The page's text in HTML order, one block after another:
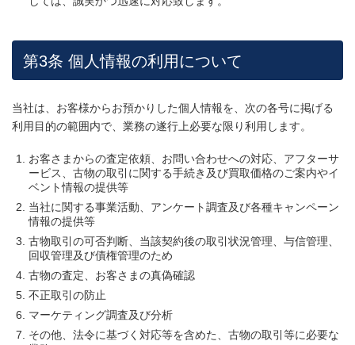
第3条 個人情報の利用について
当社は、お客様からお預かりした個人情報を、次の各号に掲げる
利用目的の範囲内で、業務の遂行上必要な限り利用します。
お客さまからの査定依頼、お問い合わせへの対応、アフターサ
ービス、古物の取引に関する手続き及び買取価格のご案内やイ
ベント情報の提供等
当社に関する事業活動、アンケート調査及び各種キャンペーン
情報の提供等
古物取引の可否判断、当該契約後の取引状況管理、与信管理、
回収管理及び債権管理のため
古物の査定、お客さまの真偽確認
不正取引の防止
マーケティング調査及び分析
その他、法令に基づく対応等を含めた、古物の取引等に必要な